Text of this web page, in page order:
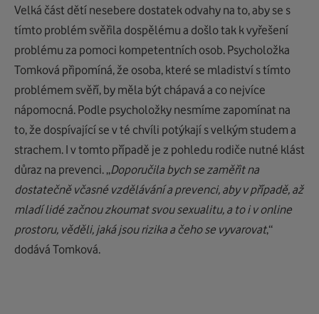
Velká část dětí nesebere dostatek odvahy na to, aby se s
tímto problém svěřila dospělému a došlo tak k vyřešení
problému za pomoci kompetentních osob. Psycholožka
Tomková připomíná, že osoba, které se mladiství s tímto
problémem svěří, by měla být chápavá a co nejvíce
nápomocná. Podle psycholožky nesmíme zapomínat na
to, že dospívající se v té chvíli potýkají s velkým studem a
strachem. I v tomto případě je z pohledu rodiče nutné klást
důraz na prevenci. „Doporučila bych se zaměřit na
dostatečně včasné vzdělávání a prevenci, aby v případě, až
mladí lidé začnou zkoumat svou sexualitu, a to i v online
prostoru, věděli, jaká jsou rizika a čeho se vyvarovat,“
dodává Tomková.